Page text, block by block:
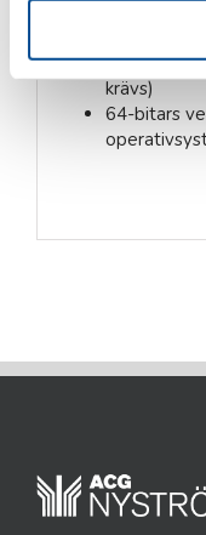
Inklusive
krävs)
64-bitars